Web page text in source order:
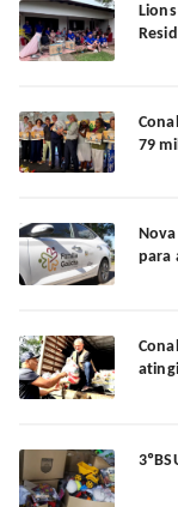
79
para